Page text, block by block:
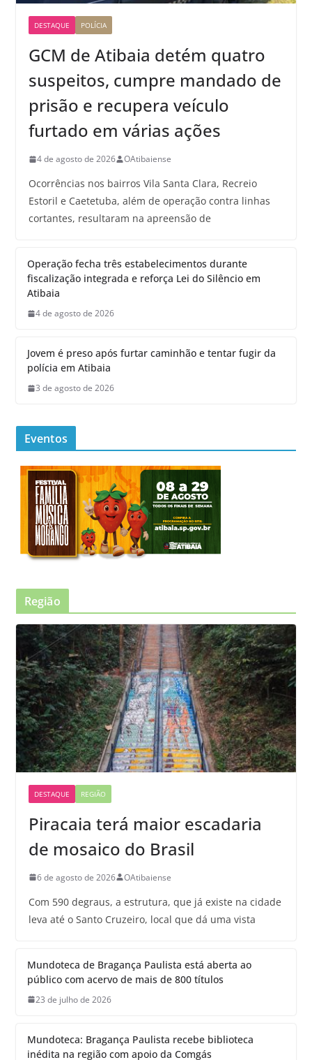
DESTAQUE POLÍCIA
GCM de Atibaia detém quatro
suspeitos, cumpre mandado de
prisão e recupera veículo
furtado em várias ações
4 de agosto de 2026 OAtibaiense
Ocorrências nos bairros Vila Santa Clara, Recreio
Estoril e Caetetuba, além de operação contra linhas
cortantes, resultaram na apreensão de
Operação fecha três estabelecimentos durante
fiscalização integrada e reforça Lei do Silêncio em
Atibaia
4 de agosto de 2026
Jovem é preso após furtar caminhão e tentar fugir da
polícia em Atibaia
3 de agosto de 2026
Eventos
Região
DESTAQUE REGIÃO
Piracaia terá maior escadaria
de mosaico do Brasil
6 de agosto de 2026 OAtibaiense
Com 590 degraus, a estrutura, que já existe na cidade
leva até o Santo Cruzeiro, local que dá uma vista
Mundoteca de Bragança Paulista está aberta ao
público com acervo de mais de 800 títulos
23 de julho de 2026
Mundoteca: Bragança Paulista recebe biblioteca
inédita na região com apoio da Comgás